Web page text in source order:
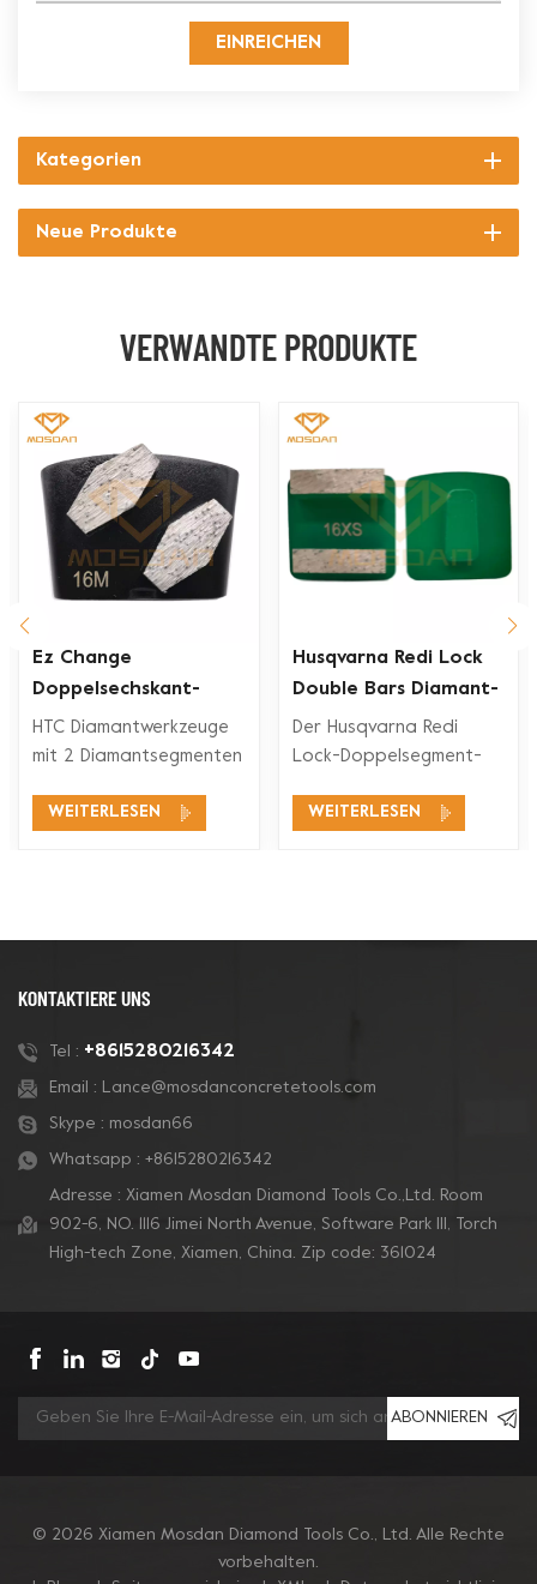
EINREICHEN
Kategorien
Neue Produkte
VERWANDTE PRODUKTE
Ez Change
Doppelsechskant-
Segment-Diamant-
Schleifschuh
HTC Diamantwerkzeuge
mit 2 Diamantsegmenten
breites
WEITERLESEN
Husqvarna Redi Lock
Double Bars Diamant-
Schleifschuh für
Betonboden
Der Husqvarna Redi
Lock-Doppelsegment-
mit den Husqvarna Redi
WEITERLESEN
KONTAKTIERE UNS
Tel : +8615280216342
Email : Lance@mosdanconcretetools.com
Skype : mosdan66
Whatsapp : +8615280216342
Adresse : Xiamen Mosdan Diamond Tools Co.,Ltd. Room
902-6, NO. 1116 Jimei North Avenue, Software Park Ill, Torch
High-tech Zone, Xiamen, China. Zip code: 361024
ABONNIEREN
© 2026 Xiamen Mosdan Diamond Tools Co., Ltd. Alle Rechte
vorbehalten.